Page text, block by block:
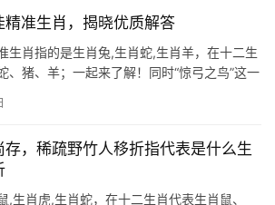
准生肖，揭晓优质解答
生肖指的是生肖兔,生肖蛇,生肖羊，在十二生
、猪、羊；一起来了解！同时“惊弓之鸟”这一
肖兔，兔子生性胆小，稍有风吹草动便惊慌
存，稀疏野竹人移折指代表是什么生
,生肖虎,生肖蛇，在十二生肖代表生肖鼠、